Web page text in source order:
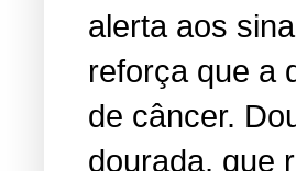
alerta aos
reforça que a
de câncer.
dourada, que